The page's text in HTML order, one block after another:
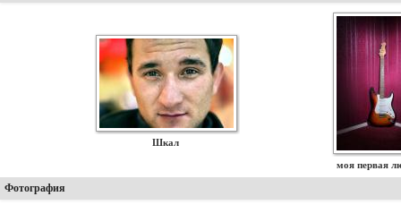
Шкал
моя первая
Фотография